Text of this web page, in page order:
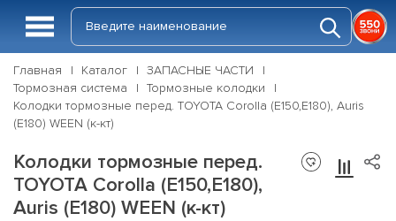
Главная Каталог
ЗАПАСНЫЕ ЧАСТИ
Тормозная система
Тормозные колодки
Колодки тормозные перед. TOYOTA Corolla (E150,E180), Auris
(E180) WEEN (к-кт)
Колодки тормозные перед.
TOYOTA Corolla (E150,E180),
Auris (E180) WEEN (к-кт)